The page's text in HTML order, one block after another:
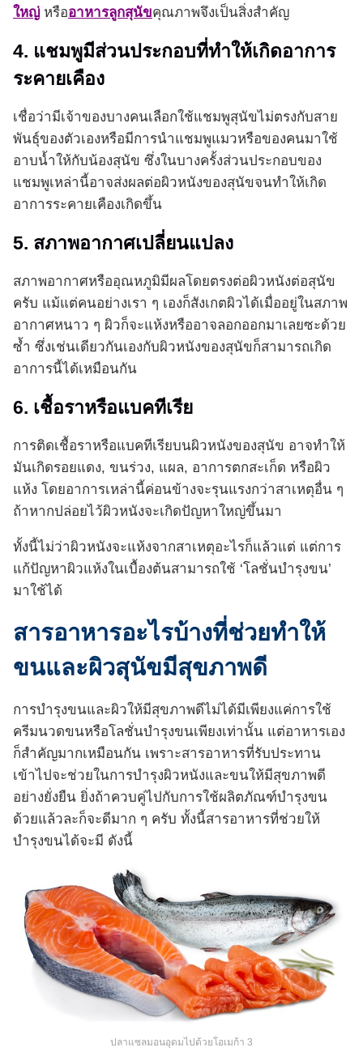
ใหญ่หรืออาหารลูกสุนัขคุณภาพจึงเป็นสิ่งสำคัญ
4. แชมพูมีส่วนประกอบที่ทำให้เกิดอาการ
ระคายเคือง
เชื่อว่ามีเจ้าของบางคนเลือกใช้แชมพูสุนัขไม่ตรงกับสาย
พันธุ์ของตัวเองหรือมีการนำแชมพูแมวหรือของคนมาใช้
อาบน้ำให้กับน้องสุนัข ซึ่งในบางครั้งส่วนประกอบของ
แชมพูเหล่านี้อาจส่งผลต่อผิวหนังของสุนัขจนทำให้เกิด
อาการระคายเคืองเกิดขึ้น
5. สภาพอากาศเปลี่ยนแปลง
สภาพอากาศหรืออุณหภูมิมีผลโดยตรงต่อผิวหนังต่อสุนัข
ครับ แม้แต่คนอย่างเรา ๆ เองก็สังเกตผิวได้เมื่ออยู่ในสภาพ
อากาศหนาว ๆ ผิวก็จะแห้งหรืออาจลอกออกมาเลยซะด้วย
ซ้ำ ซึ่งเช่นเดียวกันเองกับผิวหนังของสุนัขก็สามารถเกิด
อาการนี้ได้เหมือนกัน
6. เชื้อราหรือแบคทีเรีย
การติดเชื้อราหรือแบคทีเรียบนผิวหนังของสุนัข อาจทำให้
มันเกิดรอยแดง, ขนร่วง, แผล, อาการตกสะเก็ด หรือผิว
แห้ง โดยอาการเหล่านี้ค่อนข้างจะรุนแรงกว่าสาเหตุอื่น ๆ
ถ้าหากปล่อยไว้ผิวหนังจะเกิดปัญหาใหญ่ขึ้นมา
ทั้งนี้ไม่ว่าผิวหนังจะแห้งจากสาเหตุอะไรก็แล้วแต่ แต่การ
แก้ปัญหาผิวแห้งในเบื้องต้นสามารถใช้ ‘โลชั่นบำรุงขน’
มาใช้ได้
สารอาหารอะไรบ้างที่ช่วยทำให้
ขนและผิวสุนัขมีสุขภาพดี
การบำรุงขนและผิวให้มีสุขภาพดีไม่ได้มีเพียงแค่การใช้
ครีมนวดขนหรือโลชั่นบำรุงขนเพียงเท่านั้น แต่อาหารเอง
ก็สำคัญมากเหมือนกัน เพราะสารอาหารที่รับประทาน
เข้าไปจะช่วยในการบำรุงผิวหนังและขนให้มีสุขภาพดี
อย่างยั่งยืน ยิ่งถ้าควบคู่ไปกับการใช้ผลิตภัณฑ์บำรุงขน
ด้วยแล้วละก็จะดีมาก ๆ ครับ ทั้งนี้สารอาหารที่ช่วยให้
บำรุงขนได้จะมี ดังนี้
ปลาแซลมอนอุดมไปด้วยโอเมก้า 3